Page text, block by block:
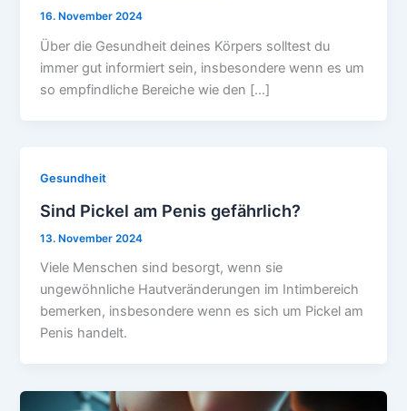
16. November 2024
Über die Gesundheit deines Körpers solltest du
immer gut informiert sein, insbesondere wenn es um
so empfindliche Bereiche wie den […]
Gesundheit
Sind Pickel am Penis gefährlich?
13. November 2024
Viele Menschen sind besorgt, wenn sie
ungewöhnliche Hautveränderungen im Intimbereich
bemerken, insbesondere wenn es sich um Pickel am
Penis handelt.